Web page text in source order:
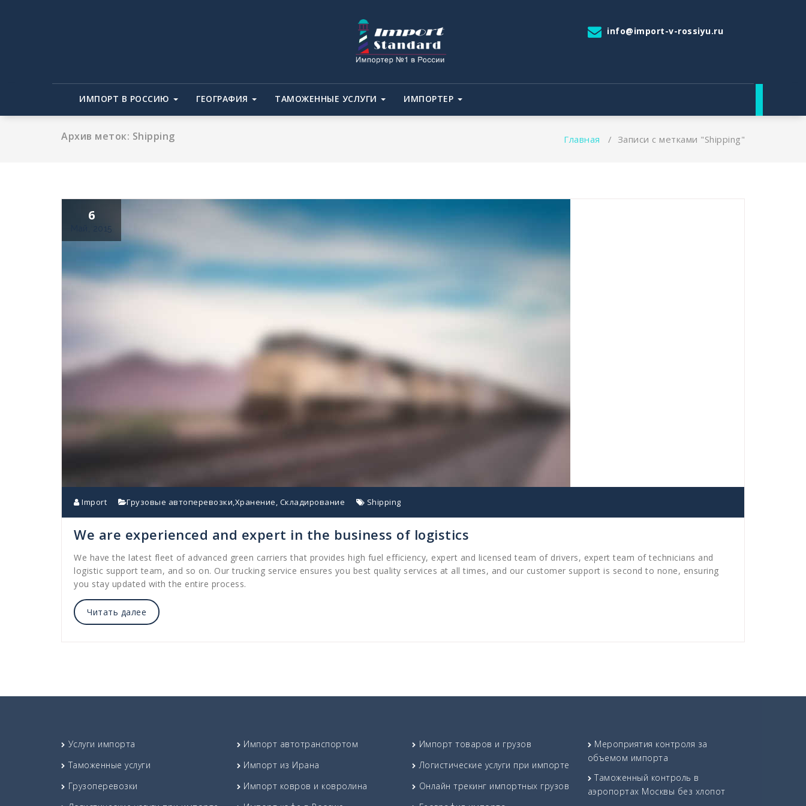
info@import-v-rossiyu.ru
ИМПОРТ В РОССИЮ ГЕОГРАФИЯ ТАМОЖЕННЫЕ УСЛУГИ ИМПОРТЕР
Архив меток: Shipping Главная / Записи с метками "Shipping"
6
Май, 2015
Import Грузовые автоперевозки,Хранение, Складирование Shipping
We are experienced and expert in the business of logistics
We have the latest fleet of advanced green carriers that provides high fuel efficiency, expert and licensed team of drivers, expert team of technicians and
logistic support team, and so on. Our trucking service ensures you best quality services at all times, and our customer support is second to none, ensuring
you stay updated with the entire process.
Читать далее
Услуги импорта
Таможенные услуги
Грузоперевозки
Импорт автотранспортом
Импорт из Ирана
Импорт ковров и ковролина
Импорт товаров и грузов
Логистические услуги при импорте
Онлайн трекинг импортных грузов
Мероприятия контроля за
объемом импорта
Таможенный контроль в
аэропортах Москвы без хлопот